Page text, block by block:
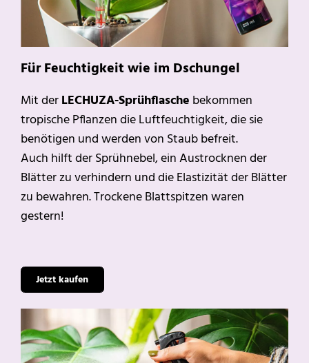
Für Feuchtigkeit wie im Dschungel
Mit derLECHUZA-Sprühflasche bekommen
tropische Pflanzen die Luftfeuchtigkeit, die sie
benötigen und werden von Staub befreit.
Auch hilft der Sprühnebel, ein Austrocknen der
Blätter zu verhindern und die Elastizität der Blätter
zu bewahren. Trockene Blattspitzen waren
gestern!
Jetzt kaufen